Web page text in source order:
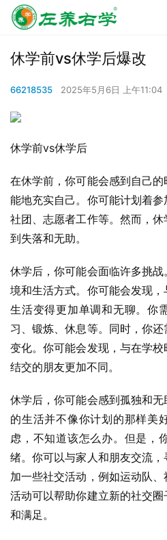
休学前vs休学后爆改
66218535 2025年5月6日 上午11:04
休学前vs休学后
在休学前，你可能会感到自己
能地充实自己。你可能计划着参
社团、志愿者工作等。然而，
到失落和无助。
休学后，你可能会面临许多挑
境和生活方式。你可能会发现
生活变得更加单调和无聊。你
习、锻炼、休息等。同时，你
变化。你可能会发现，与在学
结交的朋友更加不同。
休学后，你可能会感到孤独和
的生活并不像你计划的那样美
虑，不知道该怎么办。但是，
绪。你可以与家人和朋友交流
加一些社交活动，例如运动队
活动可以帮助你建立新的社交
和满足。